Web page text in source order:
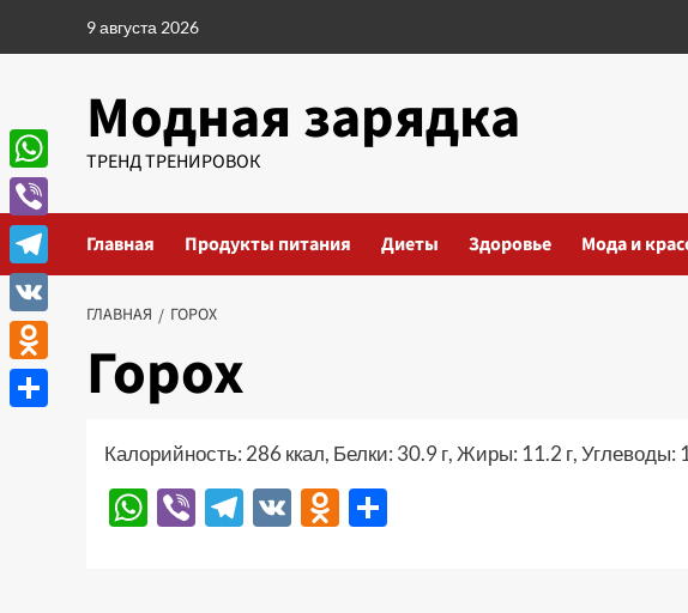
9 августа 2026
Модная зарядка
ТРЕНД ТРЕНИРОВОК
Главная Продукты питания Диеты Здоровье Мода и
ГЛАВНАЯ ГОРОХ
Горох
Калорийность: 286 ккал, Белки: 30.9 г, Жиры: 11.2 г, Углеводы:
WhatsApp
ViberTelegram
VK Odnoklassniki
WhatsApp
Viber
Telegram
VK
Odnoklassniki